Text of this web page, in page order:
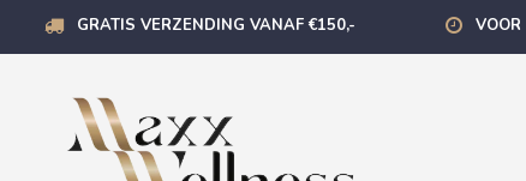
GRATIS VERZENDING VANAF €150,-